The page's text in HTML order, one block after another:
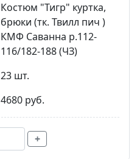
Костюм "Тигр" куртка,
брюки (тк. Твилл пич )
КМФ Саванна р.112-
116/182-188 (ЧЗ)
23 шт.
4680 руб.
+